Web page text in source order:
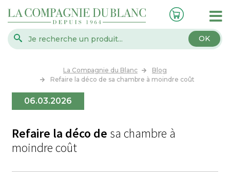
OK
La Compagnie du Blanc
Blog
Refaire la déco de sa chambre à moindre coût
06.03.2026
Refaire la déco de sa chambre à
moindre coût